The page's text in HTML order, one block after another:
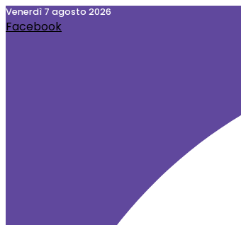
Vai
al
venerdì 7 agosto 2026
Facebook